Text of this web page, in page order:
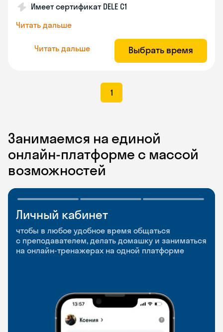
Имеет сертификат DELE C1
Читать дальше
Читать дальше Выбрать время
1
Занимаемся на единой
онлайн-платформе с массой
возможностей
Личный кабинет
чтобы в любое удобное время общаться
с преподавателем, делать домашку и заниматься
на онлайн-тренажерах на одной платформе
Мобильное
приложение
чтобы заниматься и изучать новые слова где
и когда удобно
Разговорные клубы
и Talks
Групповые занятия для разговорной практики
и индивидуальные встречи с преподавателями